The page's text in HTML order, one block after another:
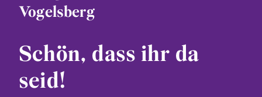
Vogelsberg
Schön, dass ihr da
seid!